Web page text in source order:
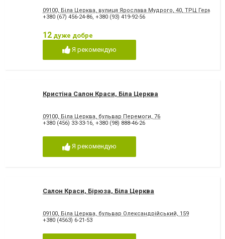
09100, Біла Церква, вулиця Ярослава Мудрого, 40, ТРЦ Гермес (
+380 (67) 456-24-86, +380 (93) 419-92-56
12 дуже добре
Я рекомендую
Кристіна Салон Краси, Біла Церква
09100, Біла Церква, бульвар Перемоги, 76
+380 (456) 33-33-16, +380 (98) 888-46-26
Я рекомендую
Салон Краси, Бірюза, Біла Церква
09100, Біла Церква, бульвар Олександрійський, 159
+380 (4563) 6-21-53